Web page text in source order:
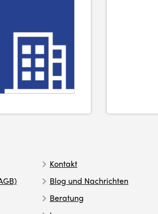
Kontakt
Blog und Nachrichten
Beratung